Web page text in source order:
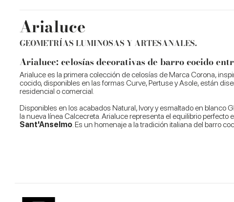
Arialuce
GEOMETRÍAS LUMINOSAS Y ARTESANALES.
Arialuce: celosías decorativas de barro cocido
Arialuce es la primera colección de celosías de Marca Corona,
cocido, disponibles en las formas Curve, Pertuse y Asole, están
residencial o comercial.
Disponibles en los acabados Natural, Ivory y esmaltado en
la nueva línea Calcecreta. Arialuce representa el equilibrio
Sant'Anselmo. Es un homenaje a la tradición italiana del barro